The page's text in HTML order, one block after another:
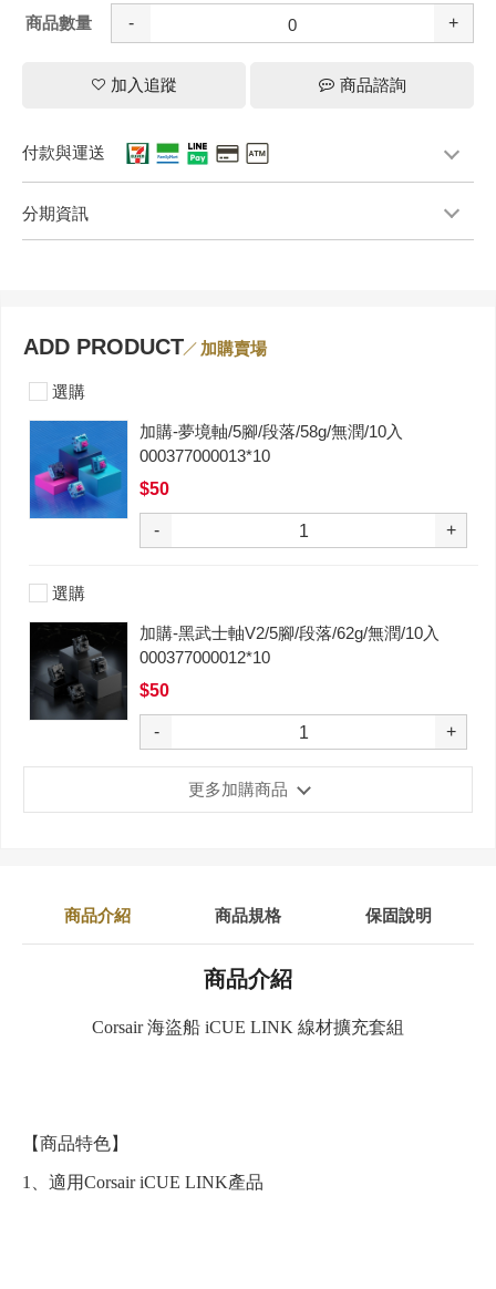
商品數量 - +
加入追蹤 商品諮詢
付款與運送
分期資訊
ADD PRODUCT 加購賣場
選購
加購-夢境軸/5腳/段落/58g/無潤/10入
000377000013*10
$50
- +
選購
加購-黑武士軸V2/5腳/段落/62g/無潤/10入
000377000012*10
$50
- +
更多加購商品
商品介紹 商品規格 保固說明
商品介紹
Corsair 海盜船 iCUE LINK 線材擴充套組
【商品特色】
1、適用CorsairiCUE LINK產品